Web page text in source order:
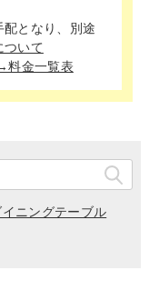
配となり、別途
いて
料金一覧表
イニングテーブル